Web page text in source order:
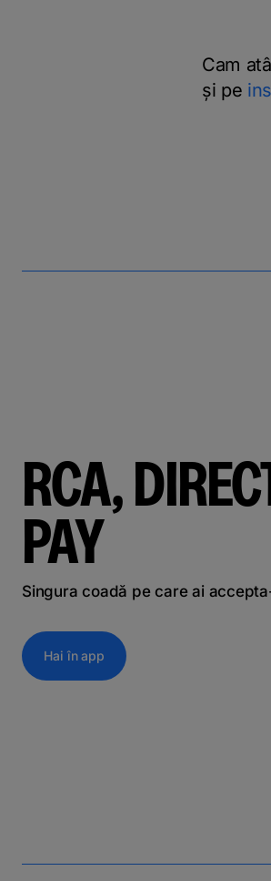
Cam
și pe
RCA,
PAY
Singura coadă pe care ai
Hai în app